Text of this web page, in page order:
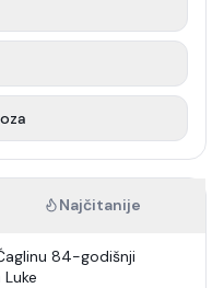
Najčitanije
84-godišnji